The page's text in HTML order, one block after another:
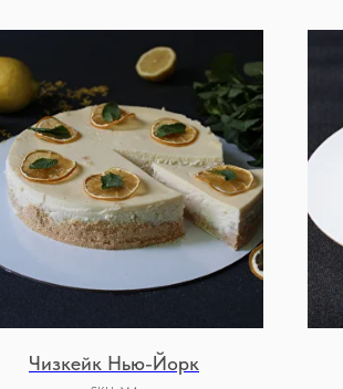
Чизкейк Нью-Йорк